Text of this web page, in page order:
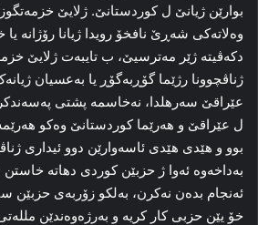
بوارێن ژیانێ ل کوردستانێ. ژلایێ
وەلاتەکی شەڕێ نافخۆ رویدا ژیانا رۆژانە
دکەڤیتە ژێر مەترسیێ، ب تایبەت ژلایێ
ژناڤچوونا رژێما گۆڕبەگۆڕ یا بەعسیان
عێراقێ سەرهلدا، نەخاسمە پشتى
ل عێراقێ و هەرێما کوردستانێ وەکو
بوو و هێدى هێدى ئاسەوارێن دوو ئیدارى
بەداخەوە ئەوا ژ حزبێن کوردى دهاتە
ئەنجام بدەن نەکرن، بەلکو زۆربەی حزبێن
خۆ یێن حزبى کار کریە و بەرژەوەندێن